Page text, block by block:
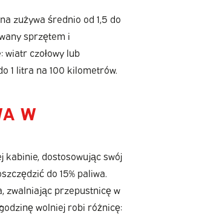
zużywa średnio od 1,5 do
sprzętem i
wiatr czołowy lub
1 litra na 100 kilometrów.
W
kabinie, dostosowując swój
do 15% paliwa.
zwalniając przepustnicę w
wolniej robi różnicę: